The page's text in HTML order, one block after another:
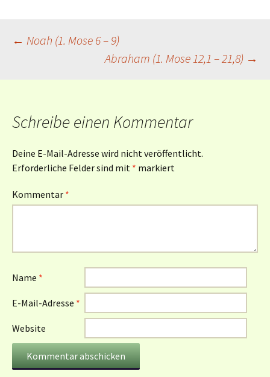
Beitragsnavigation
← Noah (1. Mose 6 – 9)
Abraham (1. Mose 12,1 – 21,8) →
Schreibe einen Kommentar
Deine E-Mail-Adresse wird nicht veröffentlicht.
Erforderliche Felder sind mit * markiert
Kommentar *
Name *
E-Mail-Adresse *
Website